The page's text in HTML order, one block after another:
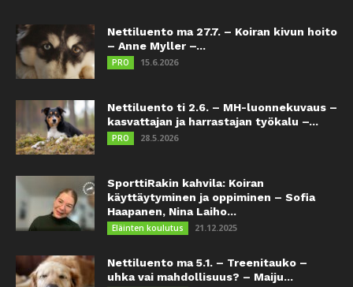
Nettiluento ma 27.7. – Koiran kivun hoito
– Anne Myller –...
PRO 15.6.2026
Nettiluento ti 2.6. – MH-luonnekuvaus –
kasvattajan ja harrastajan työkalu –...
PRO 28.5.2026
SporttiRakin kahvila: Koiran
käyttäytyminen ja oppiminen – Sofia
Haapanen, Nina Laiho...
Eläinten koulutus 21.12.2025
Nettiluento ma 5.1. – Treenitauko –
uhka vai mahdollisuus? – Maiju...